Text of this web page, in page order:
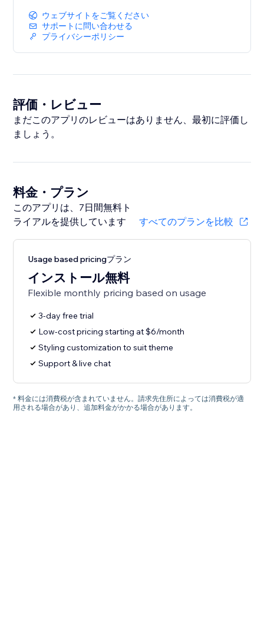
ウェブサイトをご覧ください
サポートに問い合わせる
プライバシーポリシー
評価・レビュー
まだこのアプリのレビューはありません、最初に評価し
ましょう。
料金・プラン
このアプリは、7日間無料ト
ライアルを提供しています
すべてのプランを比較
Usage based pricingプラン
インストール無料
Flexible monthly pricing based on usage
3-day free trial
Low-cost pricing starting at $6/month
Styling customization to suit theme
Support & live chat
* 料金には消費税が含まれていません。請求先住所によっては消費税が適
用される場合があり、追加料金がかかる場合があります。